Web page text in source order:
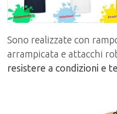
Sono realizzate con
arrampicata e attacchi
resistere a condizioni e